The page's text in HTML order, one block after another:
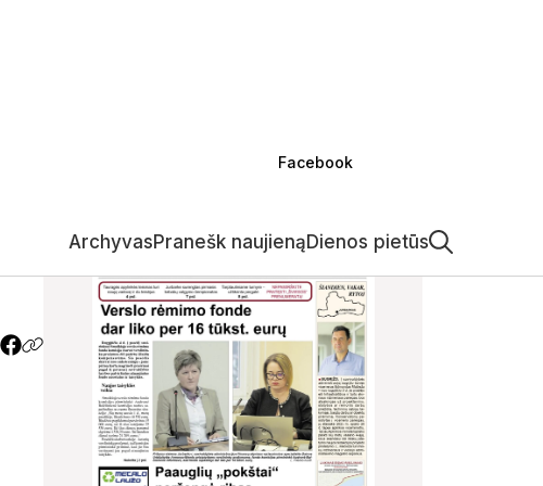
Facebook
ArchyvasPranešk naujienąDienos pietūs